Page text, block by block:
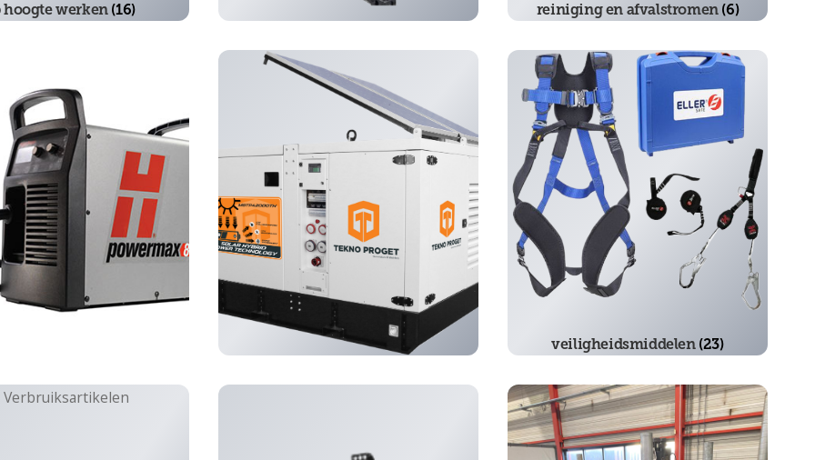
hoogte werken (16)
opslag en transport(50)
reiniging en afvalstromen (6)
branden en gutsen(32) stroom(15)
veiligheidsmiddelen (23)